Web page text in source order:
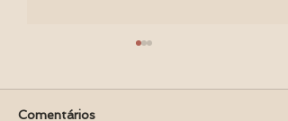
Comentários